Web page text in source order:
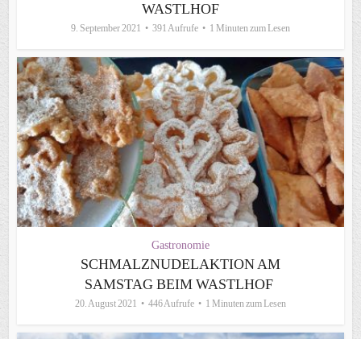
WASTLHOF
9. September 2021 391 Aufrufe 1 Minuten zum Lesen
Gastronomie
SCHMALZNUDELAKTION AM
SAMSTAG BEIM WASTLHOF
20. August 2021 446 Aufrufe 1 Minuten zum Lesen